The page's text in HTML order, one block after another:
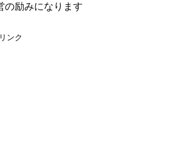
の励みになります
ンク